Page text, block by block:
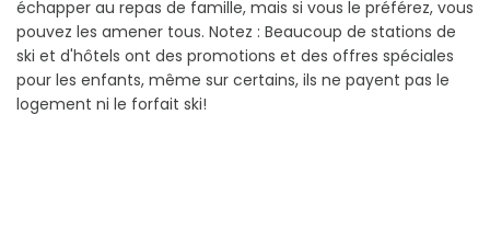
échapper au repas de famille, mais si vous le préférez, vous
pouvez les amener tous. Notez : Beaucoup de stations de
ski et d'hôtels ont des promotions et des offres spéciales
pour les enfants, même sur certains, ils ne payent pas le
logement ni le forfait ski!